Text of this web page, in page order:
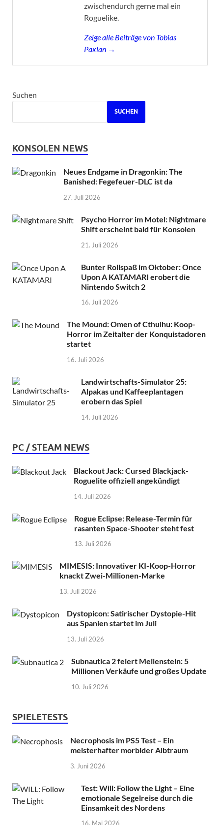
zwischendurch gerne mal ein
Roguelike.
Zeige alle Beiträge von Tobias
Paxian →
Suchen
SUCHEN
KONSOLEN NEWS
Neues Endgame in Dragonkin: The
Banished: Fegefeuer-DLC ist da
27. Juli 2026
Psycho Horror im Motel: Nightmare
Shift erscheint bald für Konsolen
21. Juli 2026
Bunter Rollspaß im Oktober: Once
Upon A KATAMARI erobert die
Nintendo Switch 2
16. Juli 2026
The Mound: Omen of Cthulhu: Koop-
Horror im Zeitalter der Konquistadoren
startet
16. Juli 2026
Landwirtschafts-Simulator 25:
Alpakas und Kaffeeplantagen
erobern das Spiel
14. Juli 2026
PC / STEAM NEWS
Blackout Jack: Cursed Blackjack-
Roguelite offiziell angekündigt
14. Juli 2026
Rogue Eclipse: Release-Termin für
rasanten Space-Shooter steht fest
13. Juli 2026
MIMESIS: Innovativer KI-Koop-Horror
knackt Zwei-Millionen-Marke
13. Juli 2026
Dystopicon: Satirischer Dystopie-Hit
aus Spanien startet im Juli
13. Juli 2026
Subnautica 2 feiert Meilenstein: 5
Millionen Verkäufe und großes Update
10. Juli 2026
SPIELETESTS
Necrophosis im PS5 Test – Ein
meisterhafter morbider Albtraum
3. Juni 2026
Test: Will: Follow the Light – Eine
emotionale Segelreise durch die
Einsamkeit des Nordens
16. Mai 2026